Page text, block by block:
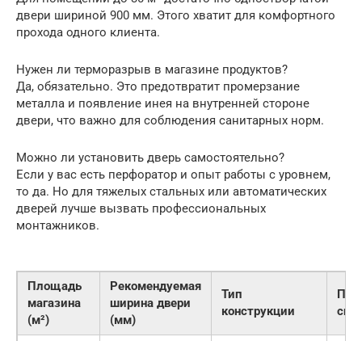
двери шириной 900 мм. Этого хватит для комфортного
прохода одного клиента.
Нужен ли терморазрыв в магазине продуктов?
Да, обязательно. Это предотвратит промерзание
металла и появление инея на внутренней стороне
двери, что важно для соблюдения санитарных норм.
Можно ли установить дверь самостоятельно?
Если у вас есть перфоратор и опыт работы с уровнем,
то да. Но для тяжелых стальных или автоматических
дверей лучше вызвать профессиональных
монтажников.
Площадь
магазина
(м²)
Рекомендуемая
ширина двери
(мм)
Тип
конструкции